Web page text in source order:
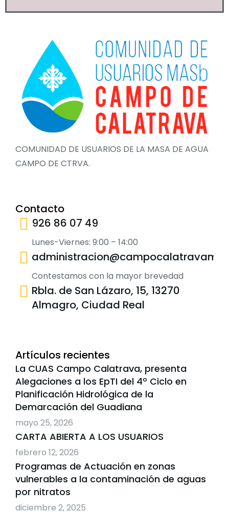
COMUNIDAD DE USUARIOS DE LA MASA DE AGUA
CAMPO DE CTRVA.
Contacto
926 86 07 49
Lunes-Viernes: 9:00 – 14:00
Contestamos con la mayor brevedad
Rbla. de San Lázaro, 15, 13270
Almagro, Ciudad Real
Artículos recientes
La CUAS Campo Calatrava, presenta
Alegaciones a los EpTI del 4º Ciclo en
Planificación Hidrológica de la
Demarcación del Guadiana
mayo 25, 2026
CARTA ABIERTA A LOS USUARIOS
febrero 12, 2026
Programas de Actuación en zonas
vulnerables a la contaminación de aguas
por nitratos
diciembre 2, 2025